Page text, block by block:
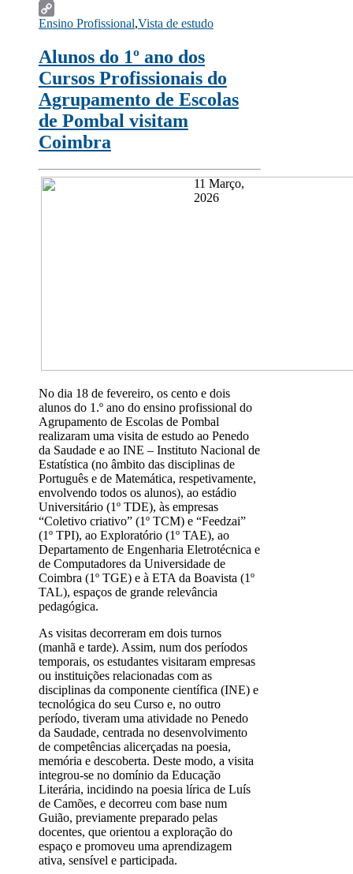
Email
Copy
Ensino Profissional,Vista de estudo
Alunos do 1º ano dos
Cursos Profissionais do
Agrupamento de Escolas
de Pombal visitam
Coimbra
11 Março,
2026
No dia 18 de fevereiro, os cento e dois
alunos do 1.º ano do ensino profissional do
Agrupamento de Escolas de Pombal
realizaram uma visita de estudo ao Penedo
da Saudade e ao INE – Instituto Nacional de
Estatística (no âmbito das disciplinas de
Português e de Matemática, respetivamente,
envolvendo todos os alunos), ao estádio
Universitário (1º TDE), às empresas
“Coletivo criativo” (1º TCM) e “Feedzai”
(1º TPI), ao Exploratório (1º TAE), ao
Departamento de Engenharia Eletrotécnica e
de Computadores da Universidade de
Coimbra (1º TGE) e à ETA da Boavista (1º
TAL), espaços de grande relevância
pedagógica.
As visitas decorreram em dois turnos
(manhã e tarde). Assim, num dos períodos
temporais, os estudantes visitaram empresas
ou instituições relacionadas com as
disciplinas da componente científica (INE) e
tecnológica do seu Curso e, no outro
período, tiveram uma atividade no Penedo
da Saudade, centrada no desenvolvimento
de competências alicerçadas na poesia,
memória e descoberta. Deste modo, a visita
integrou-se no domínio da Educação
Literária, incidindo na poesia lírica de Luís
de Camões, e decorreu com base num
Guião, previamente preparado pelas
docentes, que orientou a exploração do
espaço e promoveu uma aprendizagem
ativa, sensível e participada.